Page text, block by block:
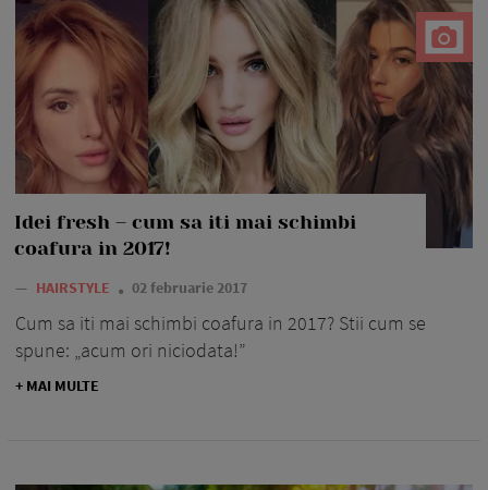
Idei fresh – cum sa iti mai schimbi
coafura in 2017!
— HAIRSTYLE 02 februarie 2017
Cum sa iti mai schimbi coafura in 2017? Stii cum se
spune: „acum ori niciodata!”
+ MAI MULTE